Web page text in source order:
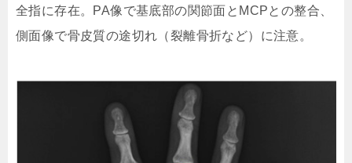
全指に存在。PA像で基底部の関節面とMCPとの整合、
側面像で骨皮質の途切れ（裂離骨折など）に注意。